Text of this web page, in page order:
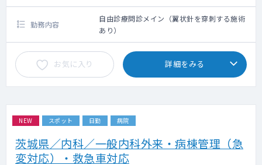
クシー利用要相談
勤務内容
自由診療問診メイン（翼状針を穿刺する施術
あり）
お気に入り 詳細をみる
NEW スポット 日勤 病院
茨城県／内科／一般内科外来・病棟管理（急
変対応）・救急車対応